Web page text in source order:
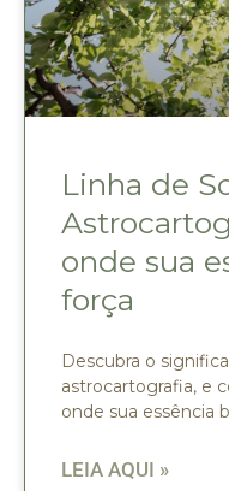
Linha de
onde sua
força
Descubra o
astrocartografia, e
onde sua essência
LEIA AQUI »